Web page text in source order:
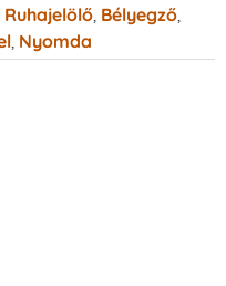
Ruhajelölő Bélyegző
Nyomda